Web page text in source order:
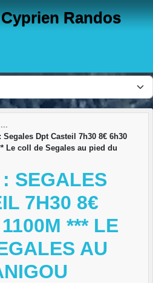
Randos
Segales Dpt Casteil 7h30 8€ 6h30
Le coll de Segales au pied du
SEGALES
7H30 8€
*** LE
AU